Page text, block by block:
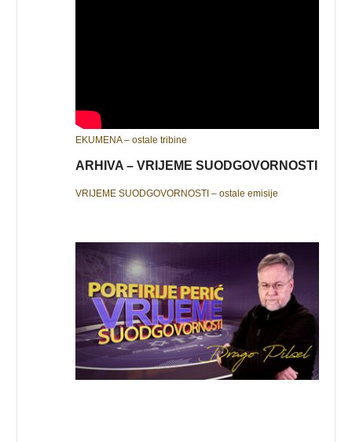
EKUMENA – ostale tribine
ARHIVA – VRIJEME SUODGOVORNOSTI
VRIJEME SUODGOVORNOSTI – ostale emisije